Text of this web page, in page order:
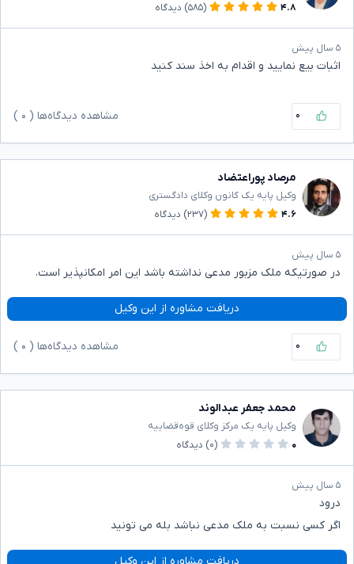
۴.۸
(۵۸۵) دیدگاه
۵ سال پیش
اثبات بیع نمایید و اقدام به اخذ سند کنید
۰ مشاهده دیدگاه‌ها ( ۰
مرصاد پوراعتضاد
وکیل پایه یک کانون وکلای دادگستری
۴.۶
(۲۳۷) دیدگاه
۵ سال پیش
در صورتیکه ملک مزبور مدعی نداشته باشد این امر امکانپذیر است.
دریافت مشاوره از این وکیل
۰ مشاهده دیدگاه‌ها ( ۰
محمد جعفر عبدالوند
وکیل پایه یک مرکز وکلای قوه‌قضاییه
۰
(۰) دیدگاه
۵ سال پیش
درود
اگر کسی نسبت به ملک مدعی نباشد بله می تونید